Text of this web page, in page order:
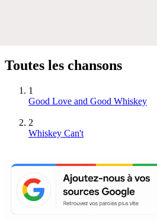
Toutes les chansons
1
Good Love and Good Whiskey
2
Whiskey Can't